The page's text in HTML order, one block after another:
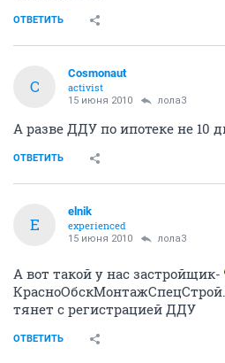
ОТВЕТИТЬ
C
Cosmonaut
activist
15 июня 2010 лола3
А разве ДДУ по ипотеке не 10
ОТВЕТИТЬ
E
elnik
experienced
15 июня 2010 лола3
А вот такой у нас застройщик-
тянет с регистрацией ДДУ
ОТВЕТИТЬ